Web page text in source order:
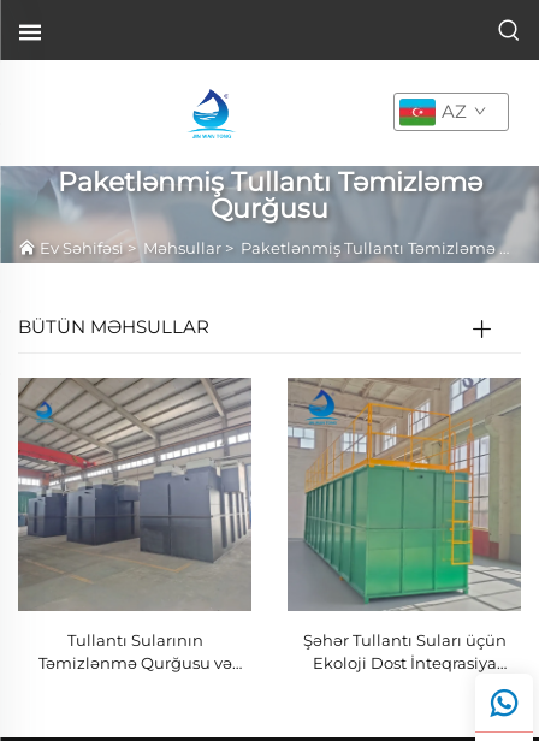
AZ
Paketlənmiş Tullantı Təmizləmə
Qurğusu
Ev Səhifəsi> Məhsullar > Paketlənmiş Tullantı Təmizləmə Qurğusu
BÜTÜN MƏHSULLAR
Tullantı Sularının
Təmizlənmə Qurğusu və
Şəhər Tullantı Suları üçün
Ekoloji Dost İnteqrasiya
Edilmiş MBR Kanalizasiya
Təmizləmə Avadanlığı